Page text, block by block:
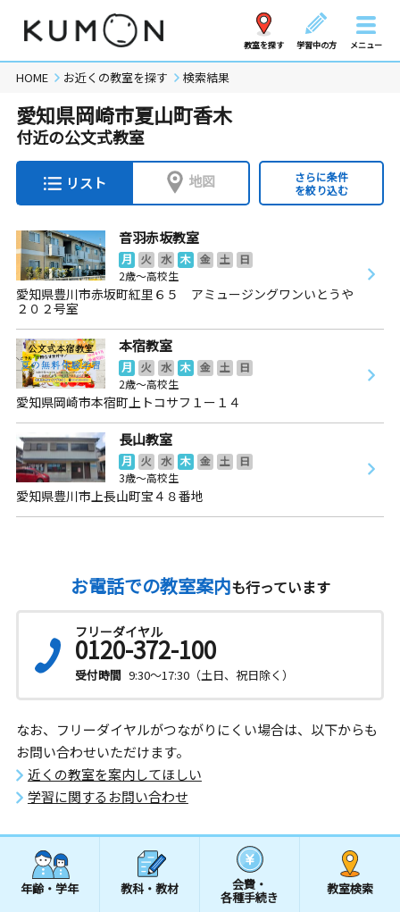
教室を探す 学習中の方 メニュー
HOME お近くの教室を探す 検索結果
愛知県岡崎市夏山町香木
付近の公文式教室
リスト 地図
さらに条件
を絞り込む
音羽赤坂教室
月 火 水 木 金 土
日
2歳～高校生
愛知県豊川市赤坂町紅里６５ アミュージングワンいとうや
２０２号室
本宿教室
月 火 水 木 金 土
日
2歳～高校生
愛知県岡崎市本宿町上トコサフ１ー１４
長山教室
月 火 水 木 金 土
日
3歳～高校生
愛知県豊川市上長山町宝４８番地
お電話での教室案内も行っています
フリーダイヤル
0120-372-100
受付時間 9:30～17:30（土日、祝日除く）
なお、フリーダイヤルがつながりにくい場合は、以下からも
お問い合わせいただけます。
近くの教室を案内してほしい
学習に関するお問い合わせ
年齢・学年 教科・教材 会費・
各種手続き
教室検索